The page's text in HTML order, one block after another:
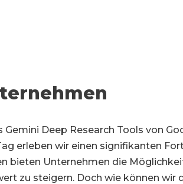
Deep Research Tools von
erleben wir einen signifikanten
bieten Unternehmen die
zu steigern. Doch wie können wir